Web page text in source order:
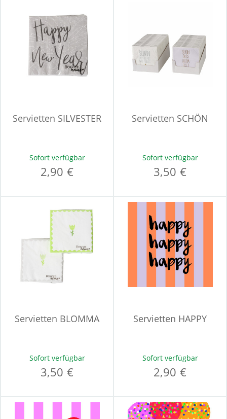
Servietten SILVESTER
Sofort verfügbar
2,90 €
Servietten SCHÖN
Sofort verfügbar
3,50 €
Servietten BLOMMA
Sofort verfügbar
3,50 €
Servietten HAPPY
Sofort verfügbar
2,90 €